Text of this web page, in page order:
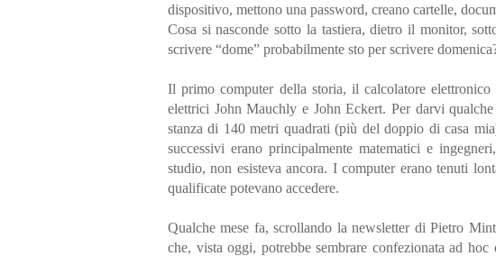
dispositivo, mettono una password, creano cartelle,
Cosa si nasconde sotto la tastiera, dietro il monitor,
scrivere “dome” probabilmente sto per scrivere
Il primo computer della storia, il calcolatore
elettrici John Mauchly e John Eckert. Per darvi
stanza di 140 metri quadrati (più del doppio di casa
successivi erano principalmente matematici e
studio, non esisteva ancora. I computer erano tenuti
qualificate potevano accedere.
Qualche mese fa, scrollando la newsletter di Pietro
che, vista oggi, potrebbe sembrare confezionata ad